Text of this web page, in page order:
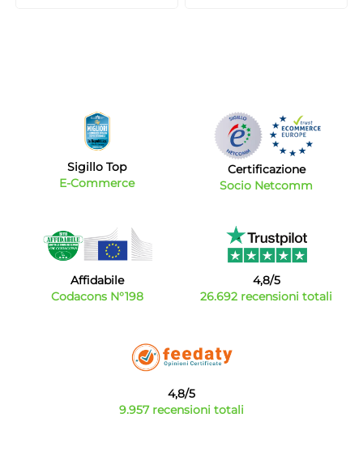
Sigillo Top
E-Commerce
Certificazione
Socio Netcomm
Affidabile
Codacons N°198
4,8/5
26.692 recensioni totali
4,8/5
9.957 recensioni totali